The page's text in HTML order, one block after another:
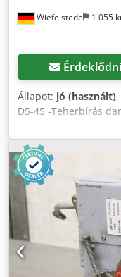
Wiefelstede 1 055
Érdeklődni
Állapot: jó (használt)
D5-45 -Teherbírás
m -Darabszám: 2 db
Ejrf -Ár: darabonként